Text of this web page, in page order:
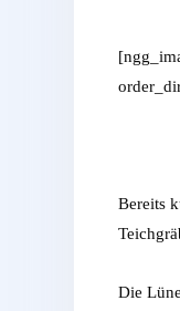
Bereits
Die